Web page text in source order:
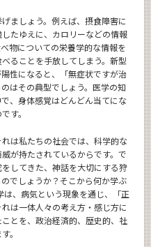
ましょう。例えば、摂食障害に
たゆえに、カロリーなどの情報
物についての栄養学的な情報を
ることを手放してしまう。新型
性になると、「無症状ですが治
はその典型でしょう。医学の知
、身体感覚はどんどん当てにな
す。
は私たちの社会では、科学的な
が持たされているからです。で
してきた、神話を大切にする狩
でしょうか？そこから何か学ぶ
、病気という現象を通じ、「正
は一体人々の考え方・感じ方に
とを、政治経済的、歴史的、社
。